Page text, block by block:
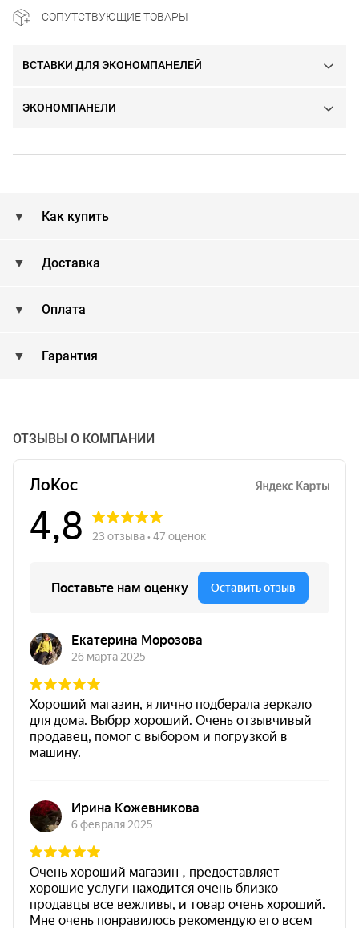
СОПУТСТВУЮЩИЕ ТОВАРЫ
ВСТАВКИ ДЛЯ ЭКОНОМПАНЕЛЕЙ
ЭКОНОМПАНЕЛИ
Как купить
Доставка
Оплата
Гарантия
ОТЗЫВЫ О КОМПАНИИ